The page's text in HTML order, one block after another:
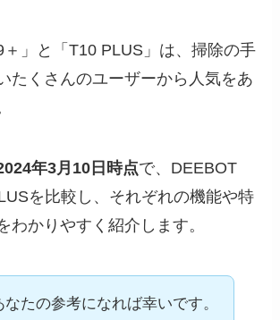
＋」と「T10 PLUS」は、掃除の手
たくさんのユーザーから人気をあ
年3月10日時点で、DEEBOT
を比較し、それぞれの機能や特
わかりやすく紹介します。
なたの参考になれば幸いです。